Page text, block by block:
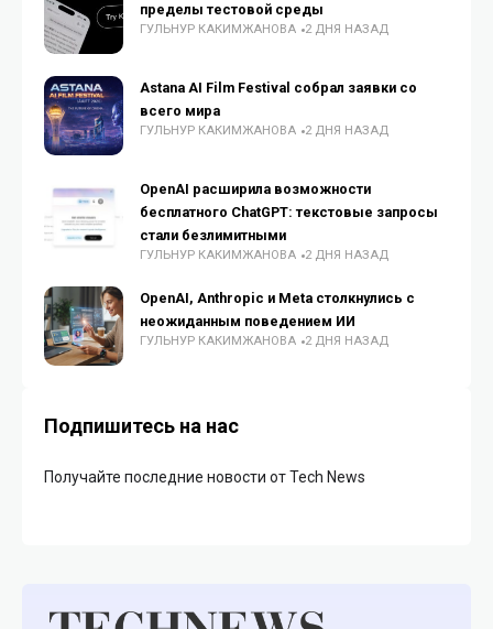
пределы тестовой среды
ГУЛЬНУР КАКИМЖАНОВА 2 ДНЯ НАЗАД
Astana AI Film Festival собрал заявки со
всего мира
ГУЛЬНУР КАКИМЖАНОВА 2 ДНЯ НАЗАД
OpenAI расширила возможности
бесплатного ChatGPT: текстовые запросы
стали безлимитными
ГУЛЬНУР КАКИМЖАНОВА 2 ДНЯ НАЗАД
OpenAI, Anthropic и Meta столкнулись с
неожиданным поведением ИИ
ГУЛЬНУР КАКИМЖАНОВА 2 ДНЯ НАЗАД
Подпишитесь на нас
Получайте последние новости от Tech News